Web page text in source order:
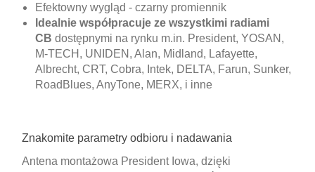
Efektowny wygląd - czarny promiennik
Idealnie współpracuje ze wszystkimi radiami
CB dostępnymi na rynku m.in. President, YOSAN,
M-TECH, UNIDEN, Alan, Midland, Lafayette,
Albrecht, CRT, Cobra, Intek, DELTA, Farun, Sunker,
RoadBlues, AnyTone, MERX, i inne
Znakomite parametry odbioru i nadawania
Antena montażowa President Iowa, dzięki